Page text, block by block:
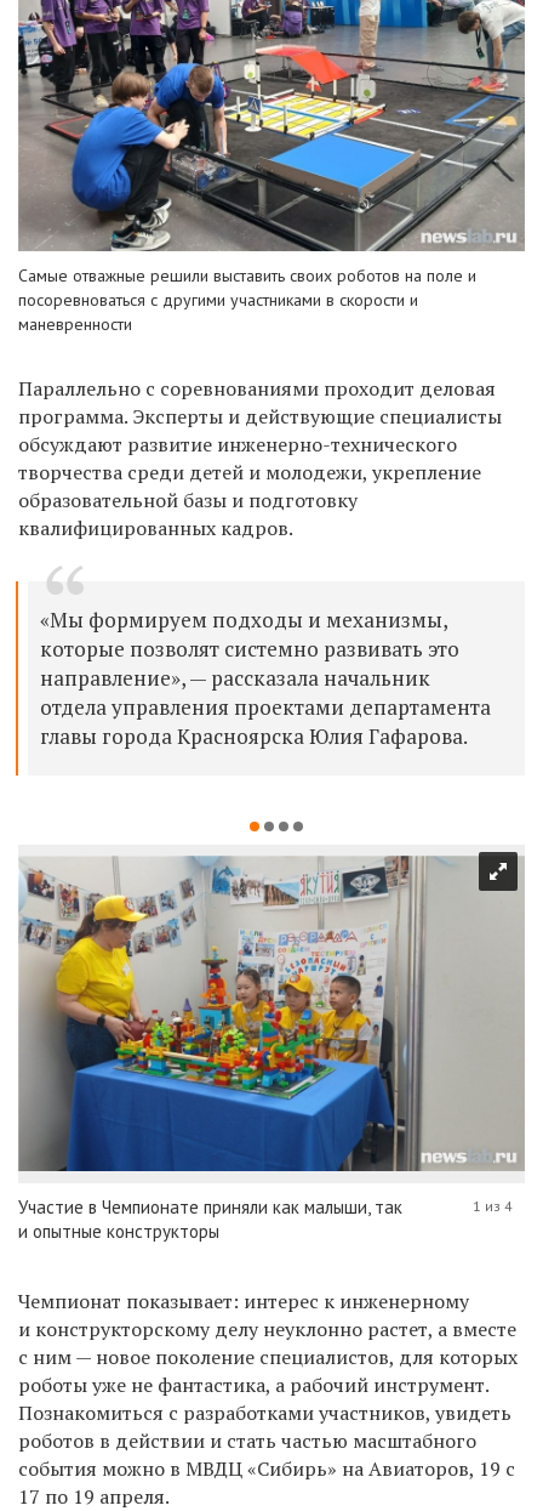
Самые отважные решили выставить своих роботов на поле и
посоревноваться с другими участниками в скорости и
маневренности
Параллельно с соревнованиями проходит деловая
программа. Эксперты и действующие специалисты
обсуждают развитие инженерно-технического
творчества среди детей и молодежи, укрепление
образовательной базы и подготовку
квалифицированных кадров.
«Мы формируем подходы и механизмы,
которые позволят системно развивать это
направление», — рассказала начальник
отдела управления проектами департамента
главы города Красноярска Юлия Гафарова.
Участие в Чемпионате приняли как малыши, так
и опытные конструкторы
1 из 4
Чемпионат показывает: интерес к инженерному
и конструкторскому делу неуклонно растет, а вместе
с ним — новое поколение специалистов, для которых
роботы уже не фантастика, а рабочий инструмент.
Познакомиться с разработками участников, увидеть
роботов в действии и стать частью масштабного
события можно в МВДЦ «Сибирь» на Авиаторов, 19 с
17 по 19 апреля.